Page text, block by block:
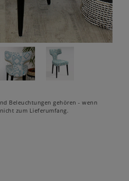
Beleuchtungen gehören - wenn
zum Lieferumfang.